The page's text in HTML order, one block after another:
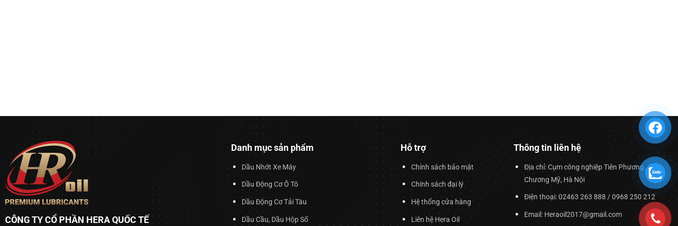
CÔNG TY CỔ PHẦN HERA QUỐC TẾ
Danh mục sản phẩm
Dầu Nhớt Xe Máy
Dầu Động Cơ Ô Tô
Dầu Động Cơ Tải Tàu
Dầu Cầu, Dầu Hộp Số
Hỗ trợ
Chính sách bảo mật
Chính sách đại lý
Hệ thống cửa hàng
Liên hệ Hera Oil
Thông tin liên hệ
Địa chỉ: Cụm công nghiệp Tiên Phương ,
Chương Mỹ, Hà Nội
Điện thoại: 02463 263 888 / 0968 250 212
Email: Heraoil2017@gmail.com